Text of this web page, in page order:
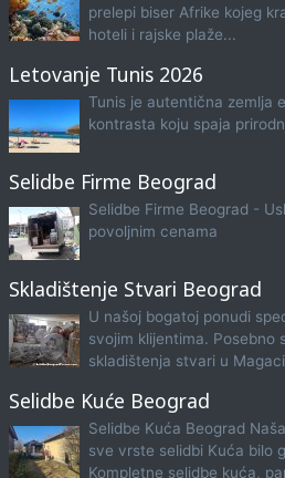
prelepi biser Afrike kojeg
hoteli i rajske plaže...
Letovanje Tunis 2026
Tunis je autentična zemlja
kontrasta koju spaja
Selidbe Firme Beograd
Selidbe Firme Beograd -
povoljnim cenama
Skladištenje Stvari Beograd
U našoj bogatoj ponudi
svojim klijentima. Posebno
skladištenja stvari u
Selidbe Kuće Beograd
Selidbe Kuća Beograd
sve vrste selidbi Kuća bilo
Kompletne selidbe kuća,